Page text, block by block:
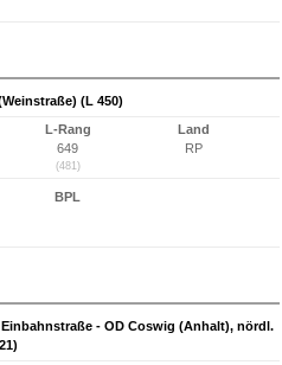
(L 450)
L-Rang
649
(481)
Land
RP
BPL
- OD Coswig (Anhalt), nördl.